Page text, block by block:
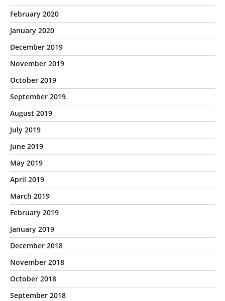
February 2020
January 2020
December 2019
November 2019
October 2019
September 2019
August 2019
July 2019
June 2019
May 2019
April 2019
March 2019
February 2019
January 2019
December 2018
November 2018
October 2018
September 2018